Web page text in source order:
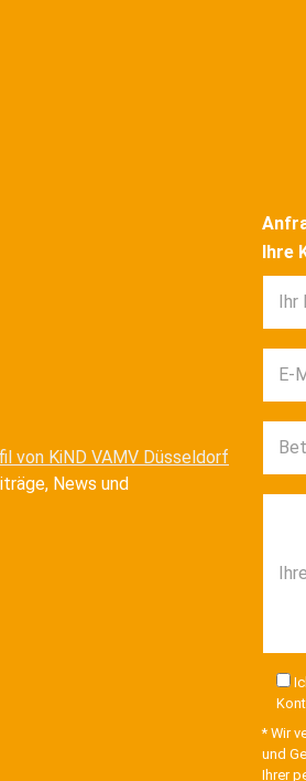
von KiND VAMV Düsseldorf
News und
Ihre
E-
* Wir
und
Ihrer